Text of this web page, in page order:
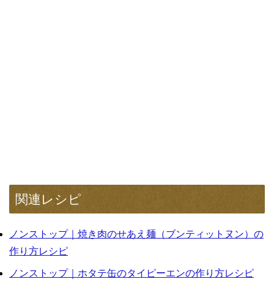
関連レシピ
ノンストップ｜焼き肉のせあえ麺（ブンティットヌン）の
作り方レシピ
ノンストップ｜ホタテ缶のタイピーエンの作り方レシピ